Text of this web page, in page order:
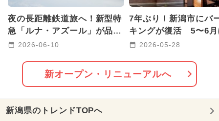
2026年8月のイベント
2025年5月のイベント
2025年7月のイベント キャラクター
2024年6月のイベント
夜の長距離鉄道旅へ！新型特
急「ルナ・アズール」が品川
駅〜青森駅間で2027年に運行
2026-06-10
7年ぶり！新潟市にバ
キングが復活 5〜6月
て全国8店舗が続々オ
2026-05-28
新オープン・リニューアルへ
新潟県のトレンドTOPへ